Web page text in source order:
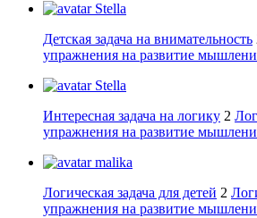
Stella
Детская задача на внимательность
упражнения на развитие
Stella
Интересная задача на логику 2
упражнения на развитие
malika
Логическая задача для детей 2
упражнения на развитие